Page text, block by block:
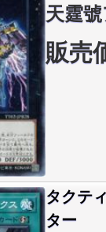
天霆
販売
タクテ
ター